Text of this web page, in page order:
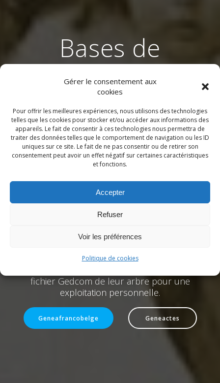
Gérer le consentement aux
cookies
Pour offrir les meilleures expériences, nous utilisons des technologies
telles que les cookies pour stocker et/ou accéder aux informations des
appareils. Le fait de consentir à ces technologies nous permettra de
traiter des données telles que le comportement de navigation ou les ID
uniques sur ce site. Le fait de ne pas consentir ou de retirer son
consentement peut avoir un effet négatif sur certaines caractéristiques
et fonctions.
Accepter
Refuser
Voir les préférences
Politique de cookies
Bases de
données
généalogiques
gratuites
Depuis 2017, le site web geneactes.fr est le lieu
des recherches généalogiques collaboratives pour
la Belgique et le Nord de la France.
Avec plus de 250 membres, plusieurs centaines
d’ajouts et de mises à jours quotidiens, la base
geneactes.fr est aujourd’hui riche de plus de 14
nouveaux membres nous rejoignent et
geneafrancobelge de leurs données ; en
fichier Gedcom de leur arbre pour une
exploitation personnelle.
Geneafrancobelge Geneactes